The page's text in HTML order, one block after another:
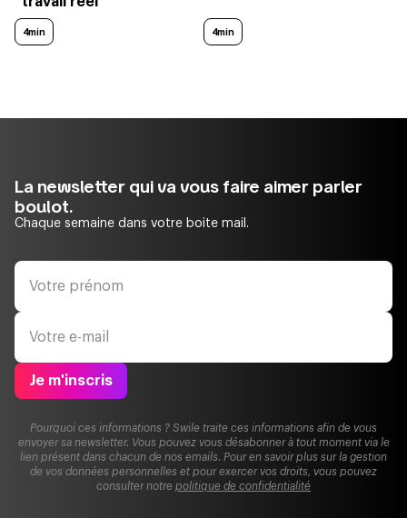
4min 4min
La newsletter qui va vous faire aimer parler
boulot.
Chaque semaine dans votre boite mail.
Je m'inscris
Pourquoi ces informations ? Swile traite ces informations afin de vous
envoyer sa newsletter. Vous pouvez vous désabonner à tout moment via le
lien présent dans chacun de nos emails. Pour en savoir plus sur la gestion
de vos données personnelles et pour exercer vos droits, vous pouvez
consulter notre politique de confidentialité